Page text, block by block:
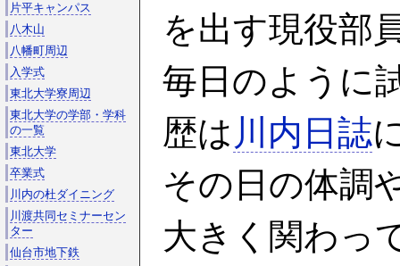
を出す現役部
毎日のように
歴は 川内日誌
その日の体調
大きく関わっ
片平キャンパス
八木山
八幡町周辺
入学式
東北大学寮周辺
東北大学の学部・学科
の一覧
東北大学
卒業式
川内の杜ダイニング
川渡共同セミナーセン
ター
仙台市地下鉄